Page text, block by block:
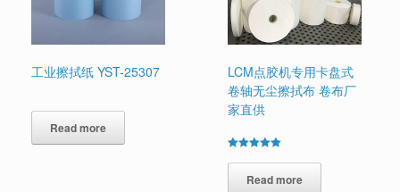
工业擦拭纸 YST-25307
Read more
LCM点胶机专用卡盘式
卷轴无尘擦拭布 卷布厂
家直供
5.00
out of 5Read more